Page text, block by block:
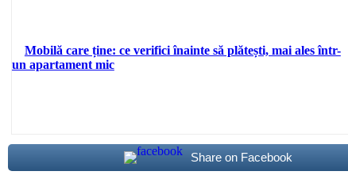
Mobilă care ține: ce verifici înainte să plătești, mai ales într-
un apartament mic
Share on Facebook